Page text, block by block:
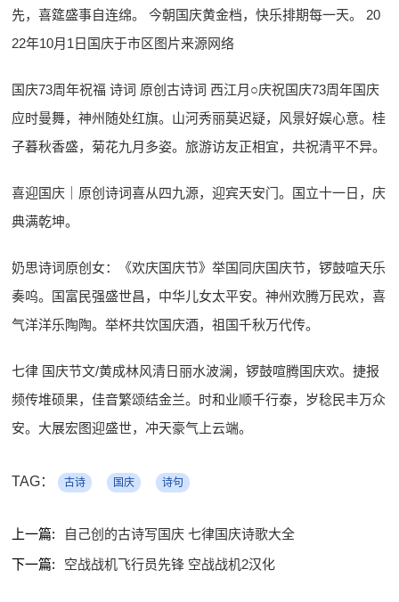
先，喜筵盛事自连绵。 今朝国庆黄金档，快乐排期每一天。 20
22年10月1日国庆于市区图片来源网络
国庆73周年祝福 诗词 原创古诗词 西江月○庆祝国庆73周年国庆
应时曼舞，神州随处红旗。山河秀丽莫迟疑，风景好娱心意。桂
子暮秋香盛，菊花九月多姿。旅游访友正相宜，共祝清平不异。
喜迎国庆｜原创诗词喜从四九源，迎宾天安门。国立十一日，庆
典满乾坤。
奶思诗词原创女：《欢庆国庆节》举国同庆国庆节，锣鼓喧天乐
奏呜。国富民强盛世昌，中华儿女太平安。神州欢腾万民欢，喜
气洋洋乐陶陶。举杯共饮国庆酒，祖国千秋万代传。
七律 国庆节文/黄成林风清日丽水波澜，锣鼓喧腾国庆欢。捷报
频传堆硕果，佳音繁颂结金兰。时和业顺千行泰，岁稔民丰万众
安。大展宏图迎盛世，冲天豪气上云端。
TAG： 古诗 国庆 诗句
上一篇:
自己创的古诗写国庆 七律国庆诗歌大全
下一篇:
空战战机飞行员先锋 空战战机2汉化